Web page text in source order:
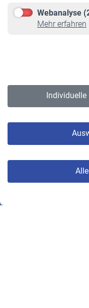
Webanalyse
Mehr erfahren
Online-Rechner
VBLnewsletter
Erklärung zur
© VBL 2026